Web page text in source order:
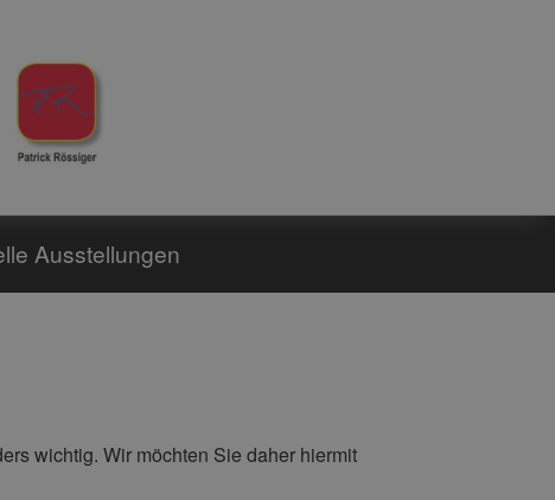
Ausstellungen
wichtig. Wir möchten Sie daher hiermit